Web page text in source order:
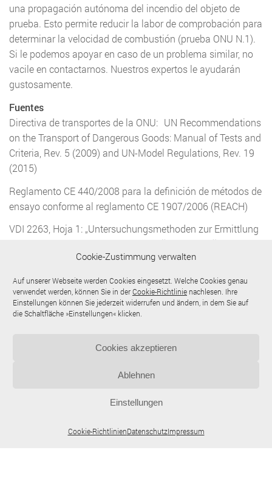
Cookie-Zustimmung verwalten
Auf unserer Webseite werden Cookies eingesetzt. Welche Cookies genau
verwendet werden, können Sie in derCookie-Richtlinie nachlesen. Ihre
Einstellungen können Sie jederzeit widerrufen und ändern, in dem Sie auf
die Schaltfläche »Einstellungen« klicken.
Cookies akzeptieren
Ablehnen
Einstellungen
Cookie-RichtlinienDatenschutzImpressum
una propagación autónoma del incendio del objeto de
prueba. Esto permite reducir la labor de comprobación para
determinar la velocidad de combustión (prueba ONU N.1).
Si le podemos apoyar en caso de un problema similar, no
vacile en contactarnos. Nuestros expertos le ayudarán
gustosamente.
Fuentes
Directiva de transportes de la ONU: UN Recommendations
on the Transport of Dangerous Goods: Manual of Tests and
Criteria, Rev. 5 (2009) and UN-Model Regulations, Rev. 19
(2015)
Reglamento CE 440/2008 para la definición de métodos de
ensayo conforme al reglamento CE 1907/2006 (REACH)
VDI 2263, Hoja 1: „Untersuchungsmethoden zur Ermittlung
[Métodos de análisis para determinar los parámetros de
seguridad de polvos]
Características de sustancias